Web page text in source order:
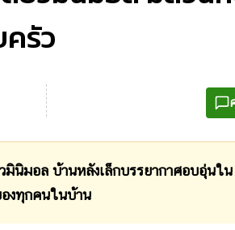
รัว
นิมอล บ้านหลังเล็กบรรยากาศอบอุ่นใ
งทุกคนในบ้าน